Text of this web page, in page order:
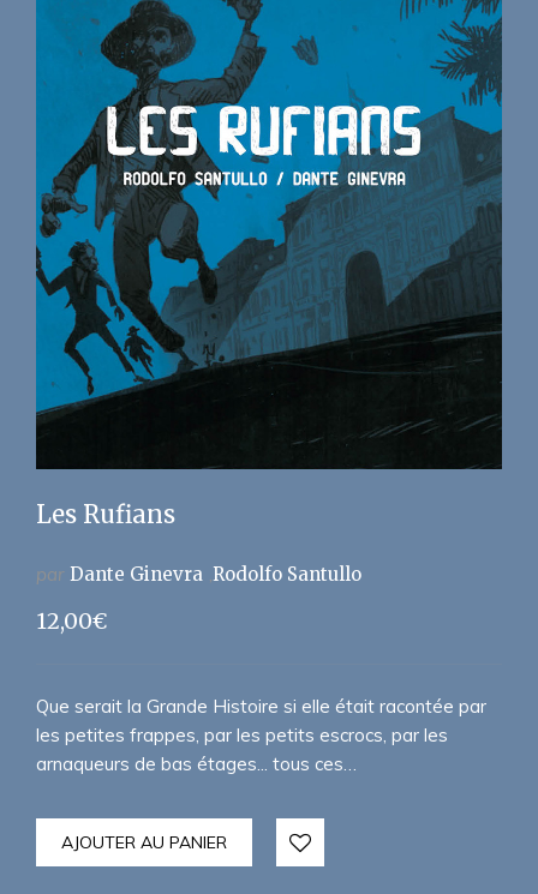
Les Rufians
par Dante Ginevra Rodolfo Santullo
12,00€
Que serait la Grande Histoire si elle était racontée par
les petites frappes, par les petits escrocs, par les
arnaqueurs de bas étages... tous ces…
AJOUTER AU PANIER